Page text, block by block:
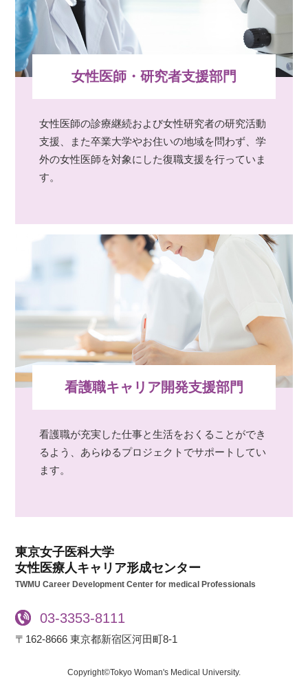
女性医師・研究者支援部門
女性医師の診療継続および女性研究者の研究活動
支援、また卒業大学やお住いの地域を問わず、学
外の女性医師を対象にした復職支援を行っていま
す。
看護職キャリア開発支援部門
看護職が充実した仕事と生活をおくることができ
るよう、あらゆるプロジェクトでサポートしてい
ます。
東京女子医科大学
女性医療人キャリア形成センター
TWMU Career Development Center for medical Professionals
03-3353-8111
〒162-8666 東京都新宿区河田町8-1
Copyright©Tokyo Woman's Medical University.